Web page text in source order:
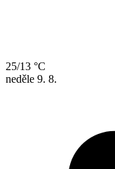
25/13 °C
neděle 9. 8.